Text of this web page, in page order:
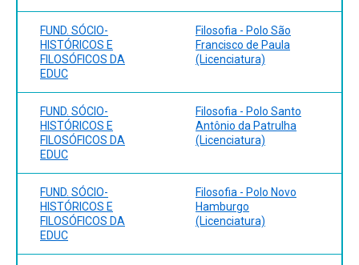
FUND. SÓCIO-
HISTÓRICOS E
FILOSÓFICOS DA
EDUC
Filosofia - Polo São
Francisco de Paula
(Licenciatura)
FUND. SÓCIO-
HISTÓRICOS E
FILOSÓFICOS DA
EDUC
Filosofia - Polo Santo
Antônio da Patrulha
(Licenciatura)
FUND. SÓCIO-
HISTÓRICOS E
FILOSÓFICOS DA
EDUC
Filosofia - Polo Novo
Hamburgo
(Licenciatura)